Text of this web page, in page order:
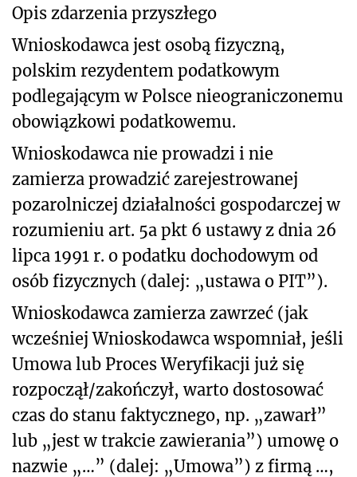
Opis zdarzenia przyszłego
Wnioskodawca jest osobą fizyczną,
polskim rezydentem podatkowym
podlegającym w Polsce nieograniczonemu
obowiązkowi podatkowemu.
Wnioskodawca nie prowadzi i nie
zamierza prowadzić zarejestrowanej
pozarolniczej działalności gospodarczej w
rozumieniu art. 5a pkt 6 ustawy z dnia 26
lipca 1991 r. o podatku dochodowym od
osób fizycznych (dalej: „ustawa o PIT”).
Wnioskodawca zamierza zawrzeć (jak
wcześniej Wnioskodawca wspomniał, jeśli
Umowa lub Proces Weryfikacji już się
rozpoczął/zakończył, warto dostosować
czas do stanu faktycznego, np. „zawarł”
lub „jest w trakcie zawierania”) umowę o
nazwie „…” (dalej: „Umowa”) z firmą …,